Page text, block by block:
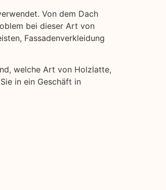
Von dem Dach
bei dieser Art von
Fassadenverkleidung
welche Art von Holzlatte,
in ein Geschäft in